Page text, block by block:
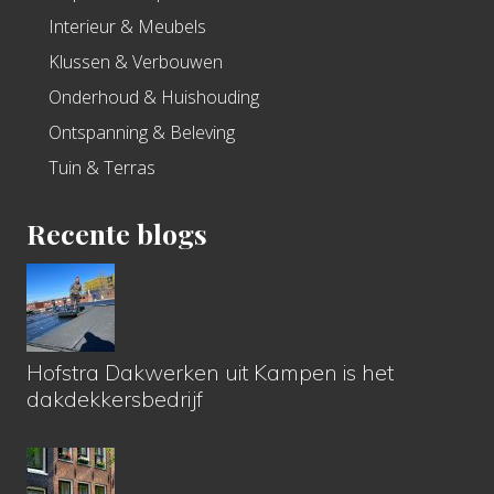
Interieur & Meubels
Klussen & Verbouwen
Onderhoud & Huishouding
Ontspanning & Beleving
Tuin & Terras
Recente blogs
Hofstra Dakwerken uit Kampen is het
dakdekkersbedrijf